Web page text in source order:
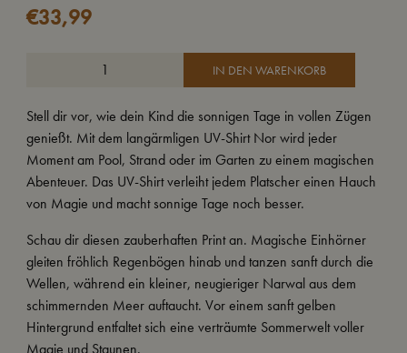
€33,99
IN DEN WARENKORB
Stell dir vor, wie dein Kind die sonnigen Tage in vollen Zügen
genießt. Mit dem langärmligen UV-Shirt Nor wird jeder
Moment am Pool, Strand oder im Garten zu einem magischen
Abenteuer. Das UV-Shirt verleiht jedem Platscher einen Hauch
von Magie und macht sonnige Tage noch besser.
Schau dir diesen zauberhaften Print an. Magische Einhörner
gleiten fröhlich Regenbögen hinab und tanzen sanft durch die
Wellen, während ein kleiner, neugieriger Narwal aus dem
schimmernden Meer auftaucht. Vor einem sanft gelben
Hintergrund entfaltet sich eine verträumte Sommerwelt voller
Magie und Staunen.